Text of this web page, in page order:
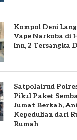
Kompol Deni
Vape Narkoba di
Inn, 2 Tersangka
Satpolairud
Pikul Paket
Jumat Berkah,
Kepedulian dari
Rumah